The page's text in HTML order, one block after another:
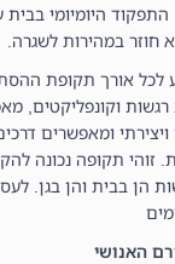
היומיומי בבית
חוזר במהירות לשגרה.
לכל אורך תקופת
וקונפליקטים,
ויצירתי ומאפשרים
זוהי תקופה נכונה
הן בבית והן בגן.
האנושי